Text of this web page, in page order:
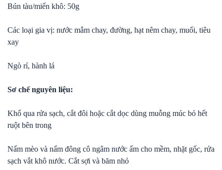
Bún tàu/miến khô: 50g
Các loại gia vị: nước mắm chay, đường, hạt nêm chay, muối, tiêu
xay
Ngò rí, hành lá
Sơ chế nguyên liệu:
Khổ qua rửa sạch, cắt đôi hoặc cắt dọc dùng muỗng múc bỏ hết
ruột bên trong
Nấm mèo và nấm đông cô ngâm nước ấm cho mềm, nhặt gốc, rửa
sạch vắt khô nước. Cắt sợi và băm nhỏ